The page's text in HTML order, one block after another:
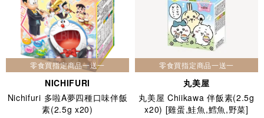
零食買指定商品一送一
NICHIFURI
Nichifuri 多啦A夢四種口味伴飯
素(2.5g x20)
零食買指定商品一送一
丸美屋
丸美屋 Chiikawa 伴飯素(2.5g
x20) [雞蛋,鮭魚,鱈魚,野菜]